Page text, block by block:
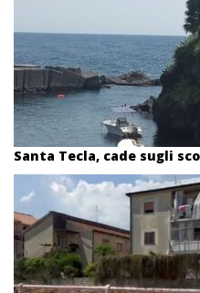
Santa Tecla, cade sugli